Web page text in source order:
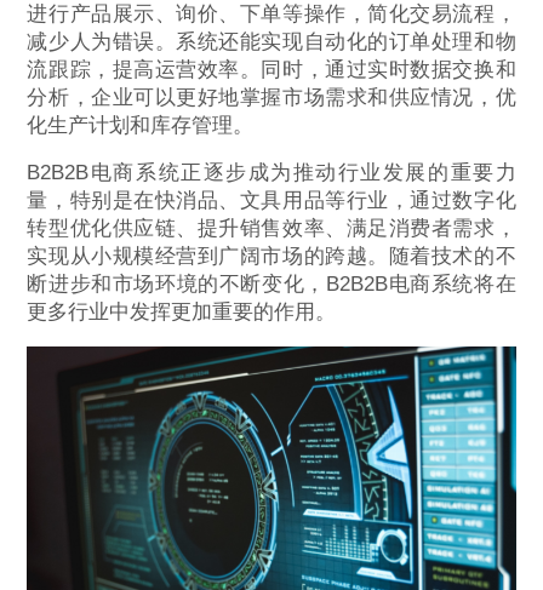
进行产品展示、询价、下单等操作，简化交易流程，
减少人为错误。系统还能实现自动化的订单处理和物
流跟踪，提高运营效率。同时，通过实时数据交换和
分析，企业可以更好地掌握市场需求和供应情况，优
化生产计划和库存管理。
B2B2B电商系统正逐步成为推动行业发展的重要力
量，特别是在快消品、文具用品等行业，通过数字化
转型优化供应链、提升销售效率、满足消费者需求，
实现从小规模经营到广阔市场的跨越。随着技术的不
断进步和市场环境的不断变化，B2B2B电商系统将在
更多行业中发挥更加重要的作用。